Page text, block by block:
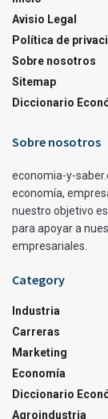
Avisio Legal
Política de
Sobre nosotros
Sitemap
Diccionario
Sobre nosotros
economia-y-
economía,
nuestro objetivo
para apoyar a
empresariales.
Category
Industria
Carreras
Marketing
Economía
Diccionario
Agroindustria